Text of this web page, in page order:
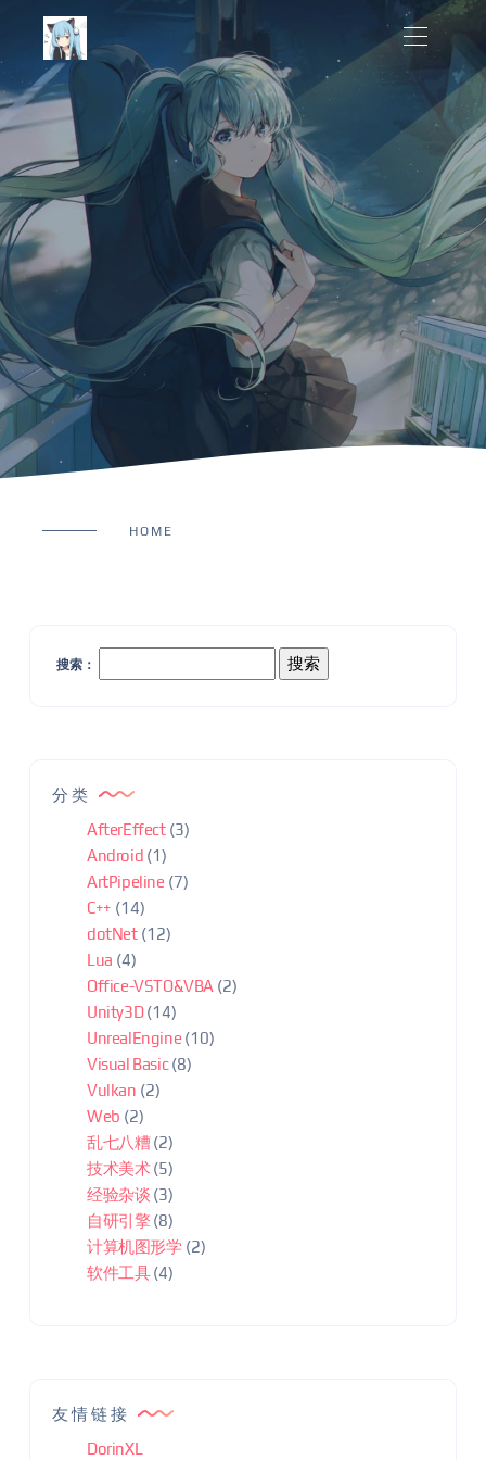
HOME
搜索：
分类
AfterEffect(3)
Android (1)
ArtPipeline (7)
C++ (14)
dotNet(12)
Lua (4)
Office-VSTO&VBA (2)
Unity3D(14)
UnrealEngine (10)
Visual Basic(8)
Vulkan (2)
Web (2)
乱七八糟(2)
技术美术(5)
经验杂谈 (3)
自研引擎 (8)
计算机图形学 (2)
软件工具(4)
友情链接
DorinXL